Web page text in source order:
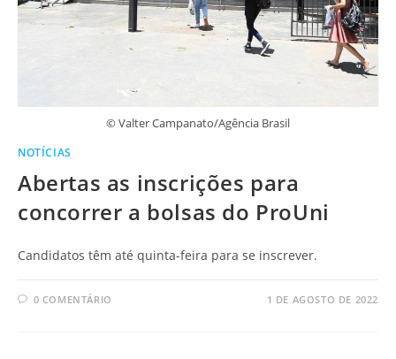
© Valter Campanato/Agência Brasil
NOTÍCIAS
Abertas as inscrições para
concorrer a bolsas do ProUni
Candidatos têm até quinta-feira para se inscrever.
0 COMENTÁRIO 1 DE AGOSTO DE 2022